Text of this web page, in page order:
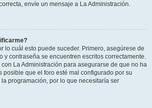
envíe un mensaje a La Administración.
lo cuál esto puede suceder. Primero, asegúrese de
y contraseña se encuentren escritos correctamente.
La Administración para asegurarse de que no ha
posible que el foro esté mal configurado por su
programación, por lo que necesitaría ser